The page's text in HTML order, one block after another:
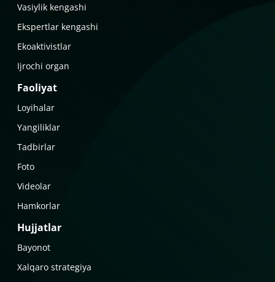
Vasiylik kengashi
Ekspertlar kengashi
Ekoaktivistlar
Ijrochi organ
Faoliyat
Loyihalar
Yangiliklar
Tadbirlar
Foto
Videolar
Hamkorlar
Hujjatlar
Bayonot
Xalqaro strategiya